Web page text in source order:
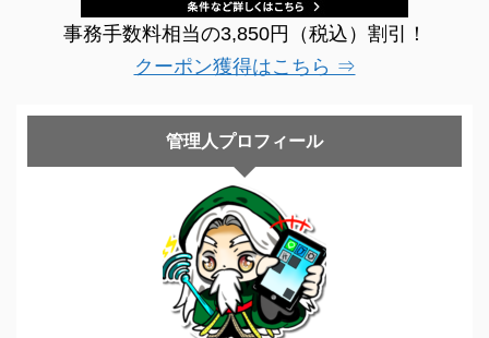
事務手数料相当の3,850円（税込）割引！
クーポン獲得はこちら ⇒
管理人プロフィール